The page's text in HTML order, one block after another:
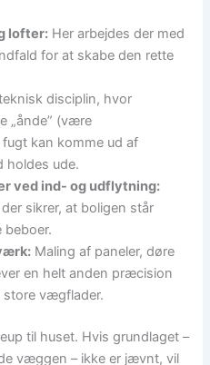
lofter: Her arbejdes der med
for at skabe den rette
disciplin, hvor
„ånde” (være
kan komme ud af
holdes ude.
ved ind- og udflytning:
sikrer, at boligen står
Maling af paneler, døre
en helt anden præcision
store vægflader.
til huset. Hvis grundlaget –
væggen – ikke er jævnt, vil